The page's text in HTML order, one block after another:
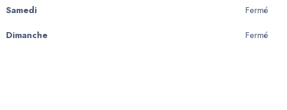
Samedi
Fermé
Dimanche
Fermé